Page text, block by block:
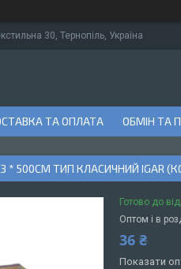
30, Тернопіль, Україна
ТА ОПЛАТА ОБМІН ТА
3 * 500СМ ТИП КЛАСИЧНИЙ IGAR
Готово до
Оптом і в
36 ₴
Показати